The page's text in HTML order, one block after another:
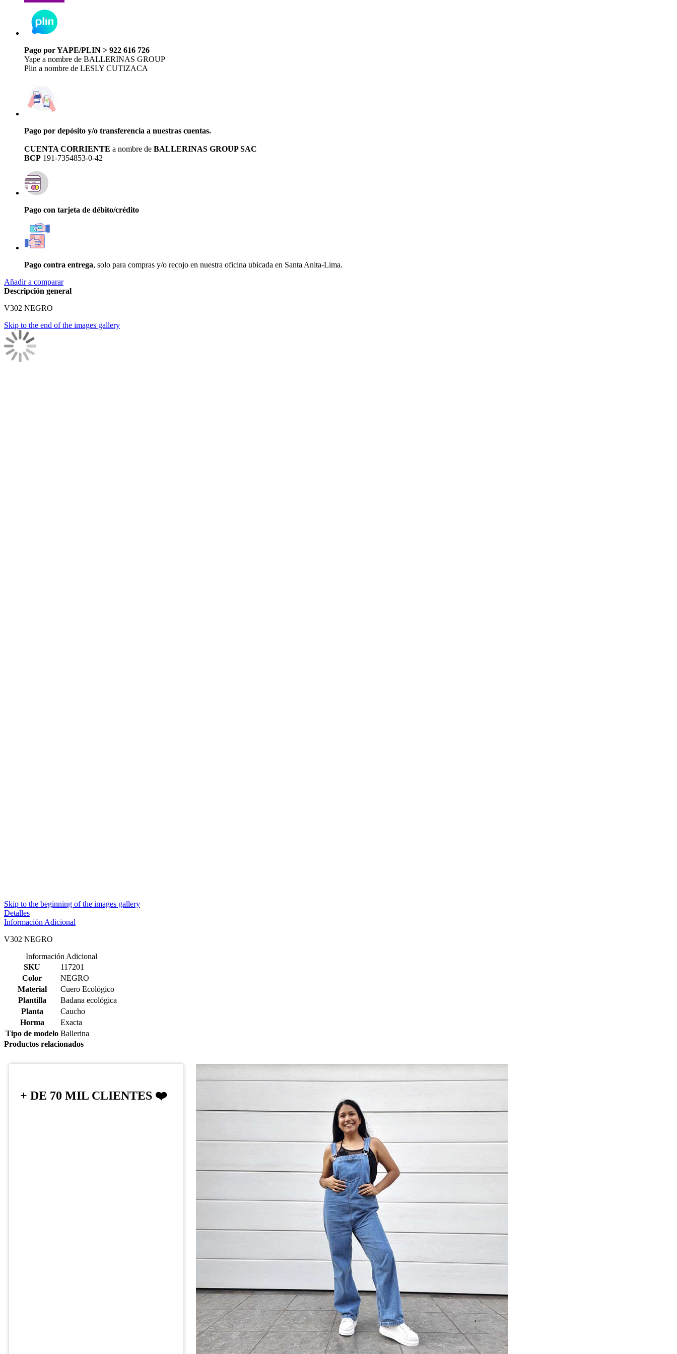
Pago por YAPE/PLIN > 922 616 726
Yape a nombre de BALLERINAS GROUP
Plin a nombre de LESLY CUTIZACA
Pago por depósito y/o transferencia a nuestras cuentas.
CUENTA CORRIENTE a nombre de BALLERINAS GROUP SAC
BCP 191-7354853-0-42
Pago con tarjeta de débito/crédito
Pago contra entrega, solo para compras y/o recojo en nuestra oficina ubicada en Santa Anita-Lima.
Añadir a comparar
Descripción general
V302 NEGRO
Skip to the end of the images gallery
Skip to the beginning of the images gallery
Detalles
Información Adicional
V302 NEGRO
Información Adicional
SKU
117201
Color
NEGRO
Material
Cuero Ecológico
Plantilla
Badana ecológica
Planta
Caucho
Horma
Exacta
Tipo de modelo Ballerina
Productos relacionados
+ DE 70 MIL CLIENTES ❤️